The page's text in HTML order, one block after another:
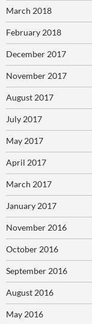
March 2018
February 2018
December 2017
November 2017
August 2017
July 2017
May 2017
April 2017
March 2017
January 2017
November 2016
October 2016
September 2016
August 2016
May 2016